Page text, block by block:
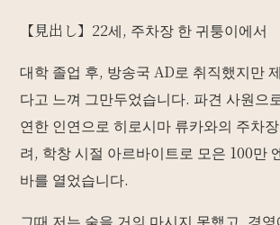
【見出し】22세, 주차장 한 귀퉁이에서
대학 졸업 후, 방송국 AD로 취직했지만
다고 느껴 그만두었습니다. 파견 사원으
연한 인연으로 히로시마 류카와의 주차
려, 학창 시절 아르바이트로 모은 100만
바를 열었습니다.
그때 저는 술을 거의 마시지 못했고, 경